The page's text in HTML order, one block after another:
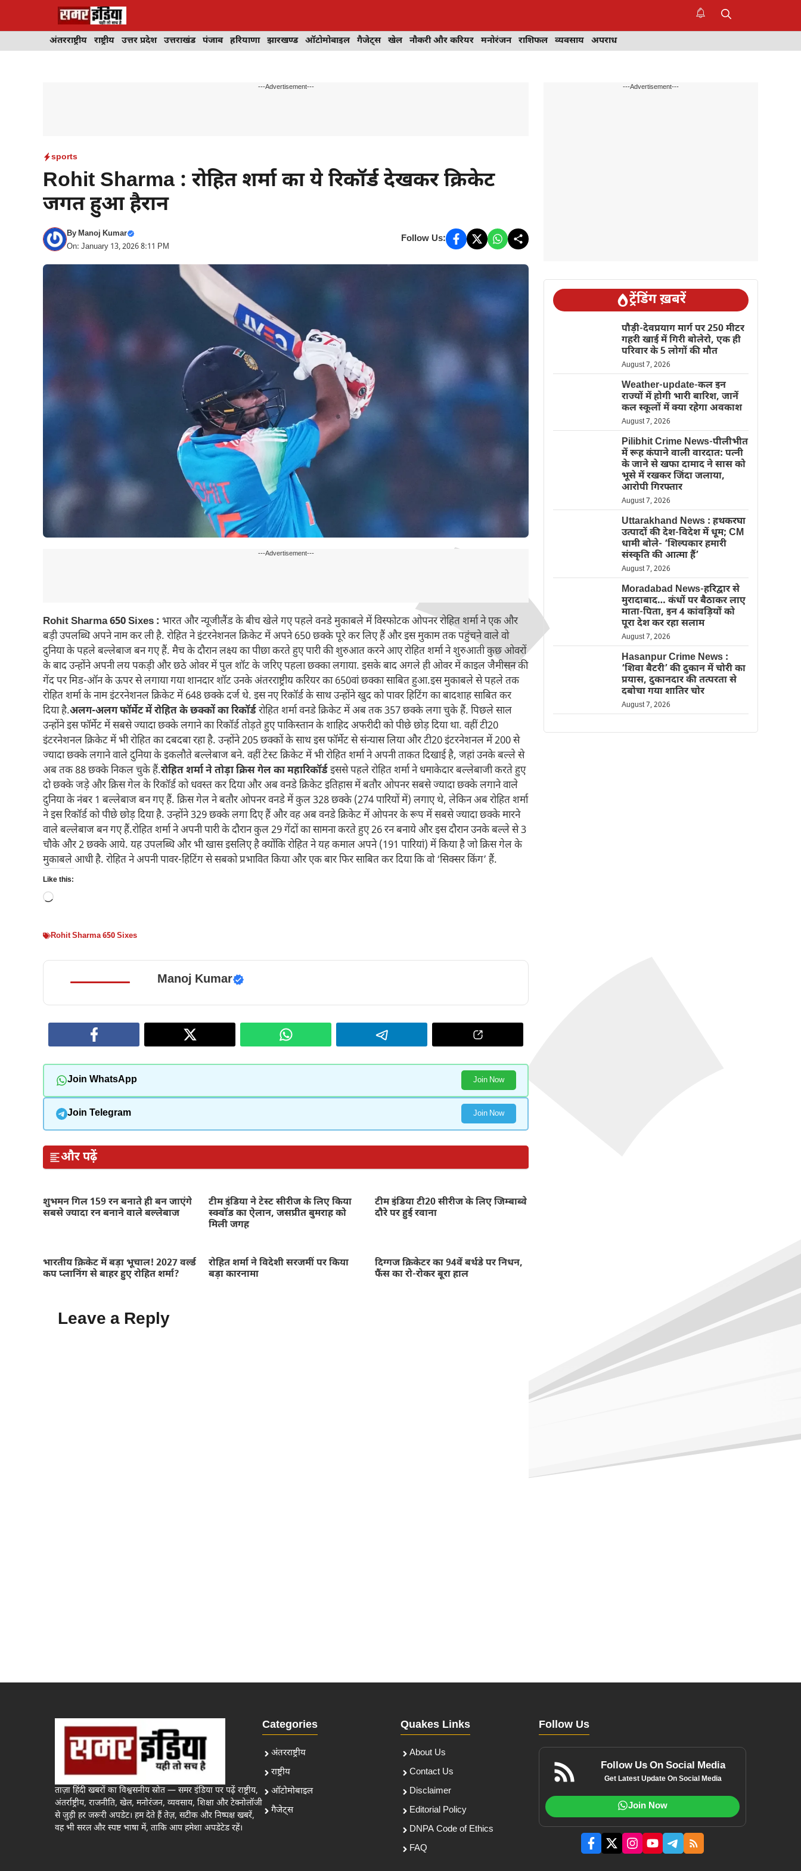
अंतरराष्ट्रीय राष्ट्रीय उत्तर प्रदेश उत्तराखंड पंजाब हरियाणा झारखण्ड ऑटोमोबाइल गैजेट्स खेल नौकरी और करियर मनोरंजन राशिफल व्यवसाय अपराध
---Advertisement---
sports
Rohit Sharma : रोहित शर्मा का ये रिकॉर्ड देखकर क्रिकेट
जगत हुआ हैरान
ByManoj Kumar
On: January 13, 2026 8:11 PM
Follow Us:
---Advertisement---
Rohit Sharma 650 Sixes : भारत और न्यूजीलैंड के बीच खेले गए पहले वनडे मुकाबले में विस्फोटक ओपनर रोहित शर्मा ने एक और
बड़ी उपलब्धि अपने नाम कर ली है. रोहित ने इंटरनेशनल क्रिकेट में अपने 650 छक्के पूरे कर लिए हैं और इस मुकाम तक पहुंचने वाले वो
दुनिया के पहले बल्लेबाज बन गए हैं. मैच के दौरान लक्ष्य का पीछा करते हुए पारी की शुरुआत करने आए रोहित शर्मा ने शुरुआती कुछ ओवरों
के बाद उन्होंने अपनी लय पकड़ी और छठे ओवर में पुल शॉट के जरिए पहला छक्का लगाया. इसके बाद अगले ही ओवर में काइल जैमीसन की
गेंद पर मिड-ऑन के ऊपर से लगाया गया शानदार शॉट उनके अंतरराष्ट्रीय करियर का 650वां छक्का साबित हुआ.इस मुकाबले से पहले तक
रोहित शर्मा के नाम इंटरनेशनल क्रिकेट में 648 छक्के दर्ज थे. इस नए रिकॉर्ड के साथ उन्होंने खुद को पावर हिटिंग का बादशाह साबित कर
दिया है.अलग-अलग फॉर्मेट में रोहित के छक्कों का रिकॉर्डरोहित शर्मा वनडे क्रिकेट में अब तक 357 छक्के लगा चुके हैं. पिछले साल
उन्होंने इस फॉर्मेट में सबसे ज्यादा छक्के लगाने का रिकॉर्ड तोड़ते हुए पाकिस्तान के शाहिद अफरीदी को पीछे छोड़ दिया था. वहीं टी20
इंटरनेशनल क्रिकेट में भी रोहित का दबदबा रहा है. उन्होंने 205 छक्कों के साथ इस फॉर्मेट से संन्यास लिया और टी20 इंटरनेशनल में 200 से
ज्यादा छक्के लगाने वाले दुनिया के इकलौते बल्लेबाज बने. वहीं टेस्ट क्रिकेट में भी रोहित शर्मा ने अपनी ताकत दिखाई है, जहां उनके बल्ले से
अब तक 88 छक्के निकल चुके हैं.रोहित शर्मा ने तोड़ा क्रिस गेल का महारिकॉर्डइससे पहले रोहित शर्मा ने धमाकेदार बल्लेबाजी करते हुए
दो छक्के जड़े और क्रिस गेल के रिकॉर्ड को धवस्त कर दिया और अब वनडे क्रिकेट इतिहास में बतौर ओपनर सबसे ज्यादा छक्के लगाने वाले
दुनिया के नंबर 1 बल्लेबाज बन गए हैं. क्रिस गेल ने बतौर ओपनर वनडे में कुल 328 छक्के (274 पारियों में) लगाए थे, लेकिन अब रोहित शर्मा
ने इस रिकॉर्ड को पीछे छोड़ दिया है. उन्होंने 329 छक्के लगा दिए हैं और वह अब वनडे क्रिकेट में ओपनर के रूप में सबसे ज्यादा छक्के मारने
वाले बल्लेबाज बन गए हैं.रोहित शर्मा ने अपनी पारी के दौरान कुल 29 गेंदों का सामना करते हुए 26 रन बनाये और इस दौरान उनके बल्ले से 3
चौके और 2 छक्के आये. यह उपलब्धि और भी खास इसलिए है क्योंकि रोहित ने यह कमाल अपने (191 पारियां) में किया है जो क्रिस गेल के
मुकाबले आधी है. रोहित ने अपनी पावर-हिटिंग से सबको प्रभावित किया और एक बार फिर साबित कर दिया कि वो ‘सिक्सर किंग’ हैं.
Like this:
Loading…
Rohit Sharma 650 Sixes
Manoj Kumar
Join WhatsApp Join Now
Join Telegram Join Now
और पढ़ें
शुभमन गिल 159 रन बनाते ही बन जाएंगे
सबसे ज्यादा रन बनाने वाले बल्लेबाज
टीम इंडिया ने टेस्ट सीरीज के लिए किया
स्क्वॉड का ऐलान, जसप्रीत बुमराह को
मिली जगह
टीम इंडिया टी20 सीरीज के लिए जिम्बाब्वे
दौरे पर हुई रवाना
भारतीय क्रिकेट में बड़ा भूचाल! 2027 वर्ल्ड
कप प्लानिंग से बाहर हुए रोहित शर्मा?
रोहित शर्मा ने विदेशी सरजमीं पर किया
बड़ा कारनामा
दिग्गज क्रिकेटर का 94वें बर्थडे पर निधन,
फैंस का रो-रोकर बूरा हाल
Leave a Reply
---Advertisement---
ट्रेंडिंग ख़बरें
पौड़ी-देवप्रयाग मार्ग पर 250 मीटर
गहरी खाई में गिरी बोलेरो, एक ही
परिवार के 5 लोगों की मौत
August 7, 2026
Weather-update-कल इन
राज्यों में होगी भारी बारिश, जानें
कल स्कूलों में क्या रहेगा अवकाश
August 7, 2026
Pilibhit Crime News-पीलीभीत
में रूह कंपाने वाली वारदात: पत्नी
के जाने से खफा दामाद ने सास को
भूसे में रखकर जिंदा जलाया,
आरोपी गिरफ्तार
August 7, 2026
Uttarakhand News : हथकरघा
उत्पादों की देश-विदेश में धूम; CM
धामी बोले- ‘शिल्पकार हमारी
संस्कृति की आत्मा हैं’
August 7, 2026
Moradabad News-हरिद्वार से
मुरादाबाद… कंधों पर बैठाकर लाए
माता-पिता, इन 4 कांवड़ियों को
पूरा देश कर रहा सलाम
August 7, 2026
Hasanpur Crime News :
‘शिवा बैटरी’ की दुकान में चोरी का
प्रयास, दुकानदार की तत्परता से
दबोचा गया शातिर चोर
August 7, 2026
ताज़ा हिंदी खबरों का विश्वसनीय स्रोत — समर इंडिया पर पढ़ें राष्ट्रीय,
अंतर्राष्ट्रीय, राजनीति, खेल, मनोरंजन, व्यवसाय, शिक्षा और टेक्नोलॉजी
से जुड़ी हर जरूरी अपडेट। हम देते हैं तेज़, सटीक और निष्पक्ष खबरें,
वह भी सरल और स्पष्ट भाषा में, ताकि आप हमेशा अपडेटेड रहें।
Categories
अंतरराष्ट्रीय
राष्ट्रीय
ऑटोमोबाइल
गैजेट्स
Quakes Links
About Us
Contact Us
Disclaimer
Editorial Policy
DNPA Code of Ethics
FAQ
Follow Us
Follow Us On Social Media
Get Latest Update On Social Media
Join Now